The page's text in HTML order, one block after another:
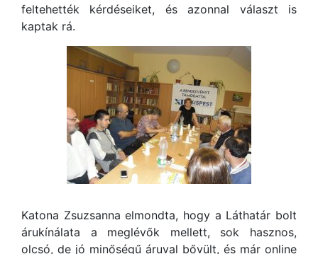
feltehették kérdéseiket, és azonnal választ is
kaptak rá.
Katona Zsuzsanna elmondta, hogy a Láthatár bolt
árukínálata a meglévők mellett, sok hasznos,
olcsó, de jó minőségű áruval bővült, és már online